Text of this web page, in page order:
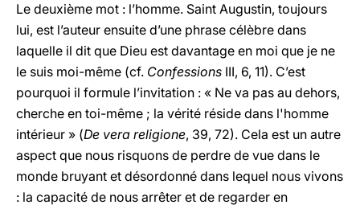
Le deuxième mot : l’homme. Saint Augustin, toujours
lui, est l’auteur ensuite d’une phrase célèbre dans
laquelle il dit que Dieu est davantage en moi que je ne
le suis moi-même (cf. Confessions III, 6, 11). C’est
pourquoi il formule l’invitation : « Ne va pas au dehors,
cherche en toi-même ; la vérité réside dans l'homme
intérieur » (De vera religione, 39, 72). Cela est un autre
aspect que nous risquons de perdre de vue dans le
monde bruyant et désordonné dans lequel nous vivons
: la capacité de nous arrêter et de regarder en